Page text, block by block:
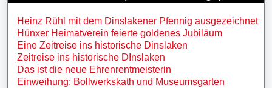
Heinz Rühl mit dem Dinslakener Pfennig ausgezeichnet
Hünxer Heimatverein feierte goldenes Jubiläum
Eine Zeitreise ins historische Dinslaken
Zeitreise ins historische DInslaken
Das ist die neue Ehrenrentmeisterin
Einweihung: Bollwerkskath und Museumsgarten